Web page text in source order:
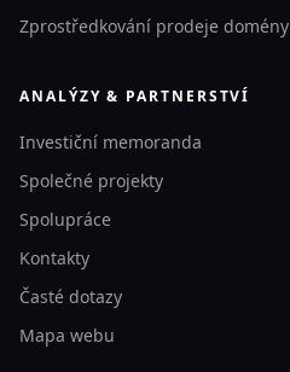
Zprostředkování prodeje domény
ANALÝZY & PARTNERSTVÍ
Investiční memoranda
Společné projekty
Spolupráce
Kontakty
Časté dotazy
Mapa webu